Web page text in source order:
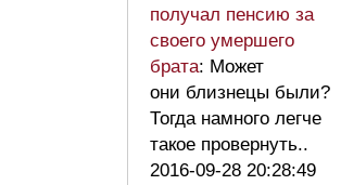
получал пенсию за
своего умершего
брата: Может
они близнецы были?
Тогда намного легче
такое провернуть..
2016-09-28 20:28:49